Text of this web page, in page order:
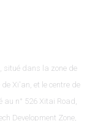
situé dans la zone de
Xi'an, et le centre de
n° 526 Xitai Road,
Development Zone,